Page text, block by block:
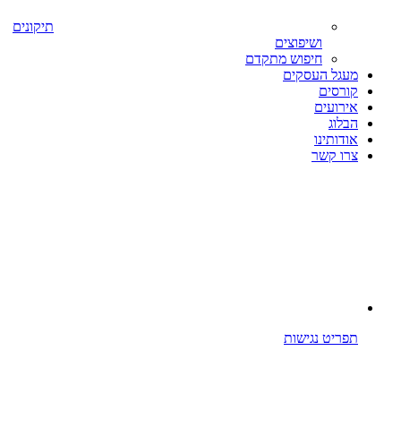
תיקונים
ושיפוצים
חיפוש מתקדם
מעגל העסקים
קורסים
אירועים
הבלוג
אודותינו
צרו קשר
תפריט נגישות